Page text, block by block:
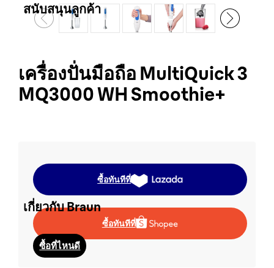
เครื่องปั่นมือถือ MultiQuick 3
MQ3000 WH Smoothie+
ซื้อทันทีที่
ซื้อทันทีที่
ซื้อที่ไหนดี
สนับสนุนลูกค้า
สถานที่ขาย
ระบุสินค้าลอกเลียนแบบ
เกี่ยวกับ Braun